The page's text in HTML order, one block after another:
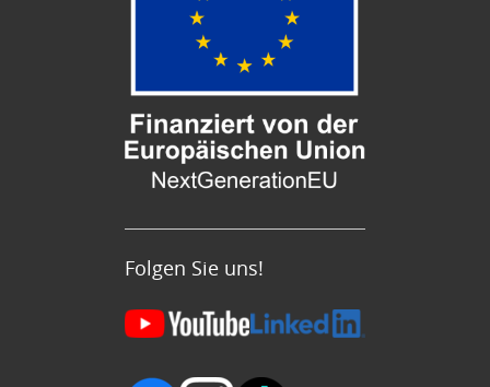
Folgen Sie uns!